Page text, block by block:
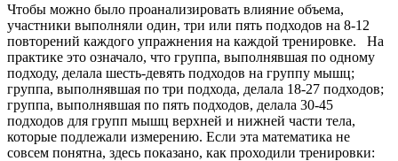
Чтобы можно было проанализировать влияние объема,
участники выполняли один, три или пять подходов на 8-12
повторений каждого упражнения на каждой тренировке. На
практике это означало, что группа, выполнявшая по одному
подходу, делала шесть-девять подходов на группу мышц;
группа, выполнявшая по три подхода, делала 18-27 подходов;
группа, выполнявшая по пять подходов, делала 30-45
подходов для групп мышц верхней и нижней части тела,
которые подлежали измерению. Если эта математика не
совсем понятна, здесь показано, как проходили тренировки: